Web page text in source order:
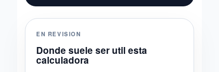
EN REVISION
Donde suele ser util esta
calculadora